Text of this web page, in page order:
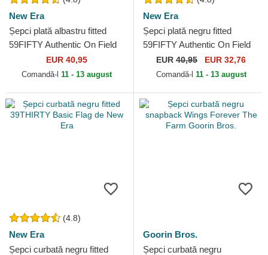
New Era
Șepci plată albastru fitted
59FIFTY Authentic On Field
Game de Los Angeles
Dodgers MLB de New Era
EUR 40,95
Comandă-l 11 - 13 august
New Era
Șepci plată negru fitted
59FIFTY Authentic On Field
Game de Chicago White Sox
MLB de New Era
EUR 40,95 EUR 32,76
Comandă-l 11 - 13 august
(4.8)
New Era
Șepci curbată negru fitted
Goorin Bros.
Șepci curbată negru